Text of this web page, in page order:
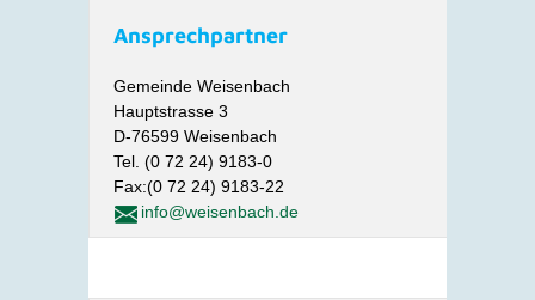
Ansprechpartner
Gemeinde Weisenbach
Hauptstrasse 3
D-76599 Weisenbach
Tel. (0 72 24) 9183-0
Fax:(0 72 24) 9183-22
info@weisenbach.de